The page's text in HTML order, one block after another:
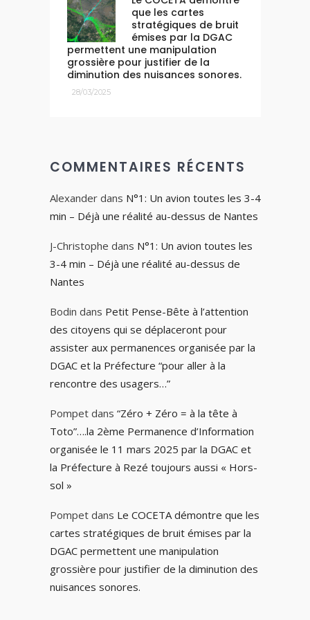
que les cartes
stratégiques de bruit
émises par la DGAC
permettent une manipulation
grossière pour justifier de la
diminution des nuisances sonores.
28/03/2025
COMMENTAIRES RÉCENTS
Alexanderdans N°1: Un avion toutes les 3-4
min – Déjà une réalité au-dessus de Nantes
J-Christophe dans N°1: Un avion toutes les
3-4 min – Déjà une réalité au-dessus de
Nantes
Bodin dans Petit Pense-Bête à l’attention
des citoyens qui se déplaceront pour
assister aux permanences organisée par la
DGAC et la Préfecture “pour aller à la
rencontre des usagers…”
Pompetdans “Zéro + Zéro = à la tête à
Toto”….la 2ème Permanence d’Information
organisée le 11 mars 2025 par la DGAC et
la Préfecture à Rezé toujours aussi « Hors-
sol »
Pompetdans Le COCETA démontre que les
cartes stratégiques de bruit émises par la
DGAC permettent une manipulation
grossière pour justifier de la diminution des
nuisances sonores.